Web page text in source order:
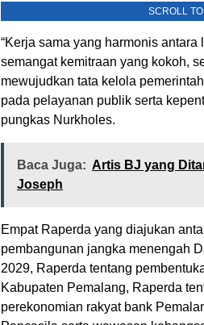
SCROLL
“Kerja sama yang harmonis
semangat kemitraan yang kokoh,
mewujudkan tata kelola
pada pelayanan publik serta
pungkas Nurkholes.
Baca Juga: Artis BJ yang
Joseph
Empat Raperda yang diajukan
pembangunan jangka menengah
2029, Raperda tentang
Kabupaten Pemalang, Raperda
perekonomian rakyat bank